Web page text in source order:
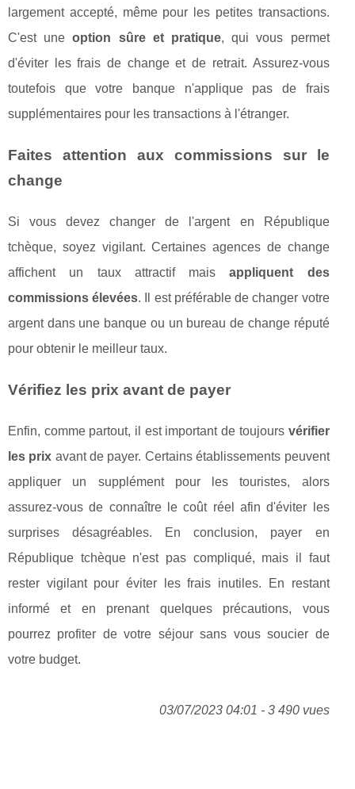
largement accepté, même pour les petites transactions.
C'est uneoption sûre et pratique, qui vous permet
d'éviter les frais de change et de retrait. Assurez-vous
toutefois que votre banque n'applique pas de frais
supplémentaires pour les transactions à l'étranger.
Faites attention aux commissions sur le
change
Si vous devez changer de l'argent en République
tchèque, soyez vigilant. Certaines agences de change
affichent un taux attractif maisappliquent des
commissions élevées. Il est préférable de changer votre
argent dans une banque ou un bureau de change réputé
pour obtenir le meilleur taux.
Vérifiez les prix avant de payer
Enfin, comme partout, il est important de toujours vérifier
les prix avant de payer. Certains établissements peuvent
appliquer un supplément pour les touristes, alors
assurez-vous de connaître le coût réel afin d'éviter les
surprises désagréables. En conclusion, payer en
République tchèque n'est pas compliqué, mais il faut
rester vigilant pour éviter les frais inutiles. En restant
informé et en prenant quelques précautions, vous
pourrez profiter de votre séjour sans vous soucier de
votre budget.
03/07/2023 04:01 - 3 490 vues